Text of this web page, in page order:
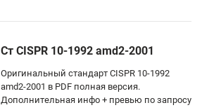
Ст CISPR 10-1992 amd2-2001
Оригинальный стандарт CISPR 10-1992
amd2-2001 в PDF полная версия.
Дополнительная инфо + превью по запросу